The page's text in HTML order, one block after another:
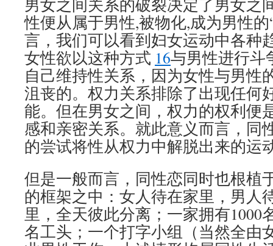
男女之间关系的破裂决定了男女之
性便从属于男性,被物化,成为男性
言，我们可以看到妇女运动中各种
女性欲以这种方式 16与男性进行斗
自己维持性关系，因为女性与男性
沮丧的。权力关系排除了出现任何
能。但在男女之间，权力的权利便
感和亲密关系。就此意义而言，同
的尝试将性从权力中解脱出来的运
但是一般而言，同性恋同时也根植
的框架之中：女人待在家里，男人
里，全天彼此分离；一家拥有1000
名工头；一个打字小组（当然全由